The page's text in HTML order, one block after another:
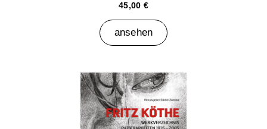
45,00 €
ansehen